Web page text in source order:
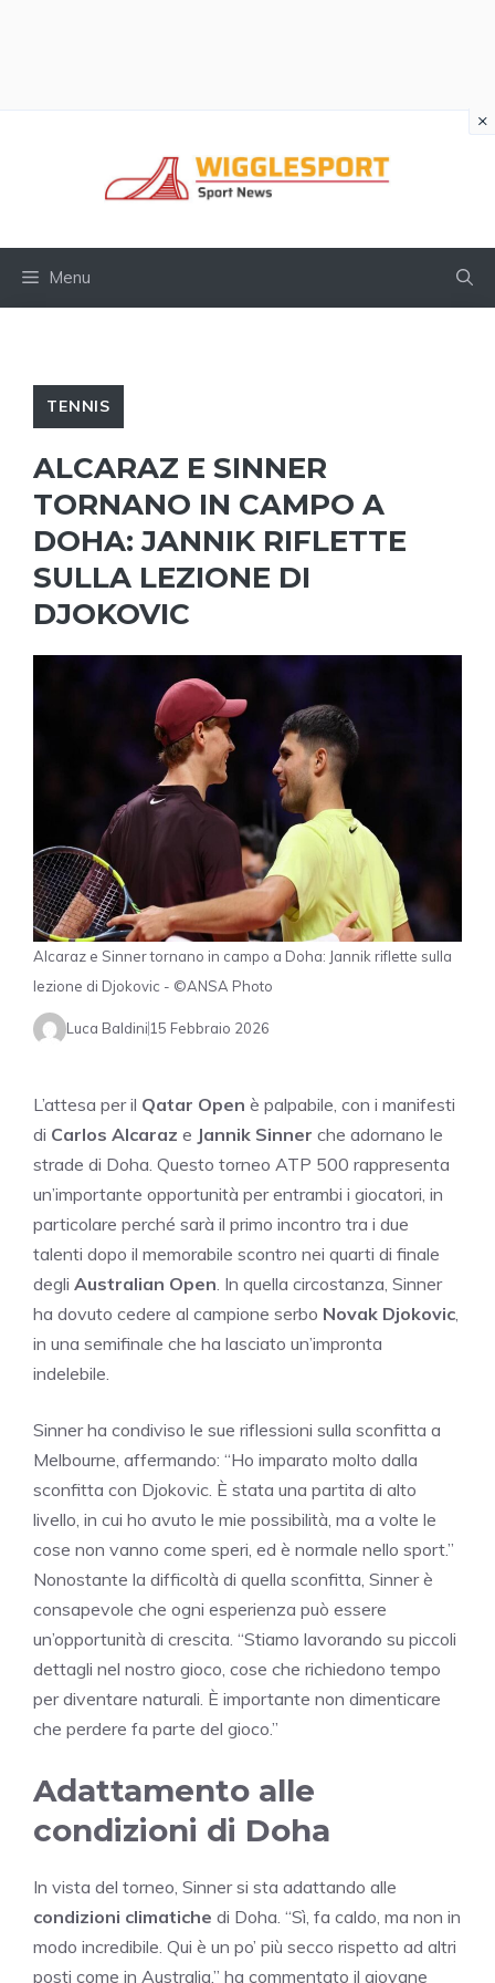
Menu
TENNIS
ALCARAZ E SINNER
TORNANO IN CAMPO A
DOHA: JANNIK RIFLETTE
SULLA LEZIONE DI
DJOKOVIC
Alcaraz e Sinner tornano in campo a Doha: Jannik riflette sulla
lezione di Djokovic - ©ANSA Photo
Luca Baldini15 Febbraio 2026
L’attesa per il Qatar Open è palpabile, con i manifesti
di Carlos Alcaraz e Jannik Sinner che adornano le
strade di Doha. Questo torneo ATP 500 rappresenta
un’importante opportunità per entrambi i giocatori, in
particolare perché sarà il primo incontro tra i due
talenti dopo il memorabile scontro nei quarti di finale
degli Australian Open . In quella circostanza, Sinner
ha dovuto cedere al campione serbo Novak Djokovic
in una semifinale che ha lasciato un’impronta
indelebile.
Sinner ha condiviso le sue riflessioni sulla sconfitta a
Melbourne, affermando: “Ho imparato molto dalla
sconfitta con Djokovic. È stata una partita di alto
livello, in cui ho avuto le mie possibilità, ma a volte le
cose non vanno come speri, ed è normale nello sport.”
Nonostante la difficoltà di quella sconfitta, Sinner è
consapevole che ogni esperienza può essere
un’opportunità di crescita. “Stiamo lavorando su piccoli
dettagli nel nostro gioco, cose che richiedono tempo
per diventare naturali. È importante non dimenticare
che perdere fa parte del gioco.”
Adattamento alle
condizioni di Doha
In vista del torneo, Sinner si sta adattando alle
condizioni climatiche di Doha. “Sì, fa caldo, ma non in
modo incredibile. Qui è un po’ più secco rispetto ad altri
posti come in Australia,” ha commentato il giovane
×